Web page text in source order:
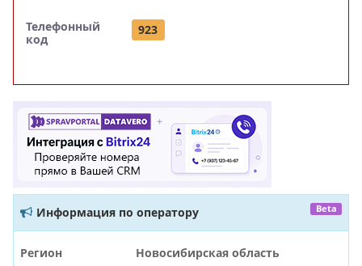
Телефонный
код
923
Информация по оператору Beta
Регион
Новосибирская область